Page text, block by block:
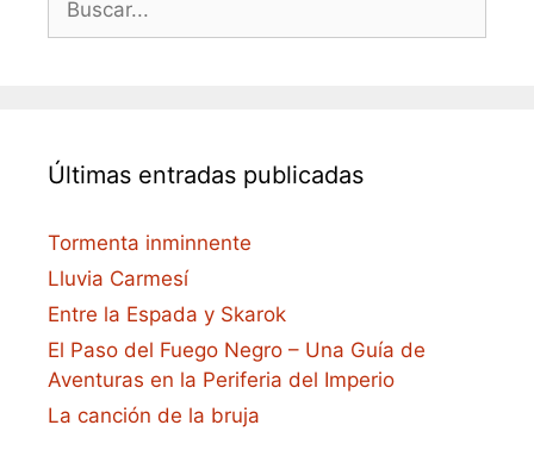
Últimas entradas publicadas
Tormenta inminnente
Lluvia Carmesí
Entre la Espada y Skarok
El Paso del Fuego Negro – Una Guía de
Aventuras en la Periferia del Imperio
La canción de la bruja